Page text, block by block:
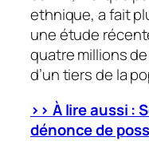
ethnique, a fait
une étude
quatre millions
d’un tiers de la
>> À lire aussi :
dénonce de